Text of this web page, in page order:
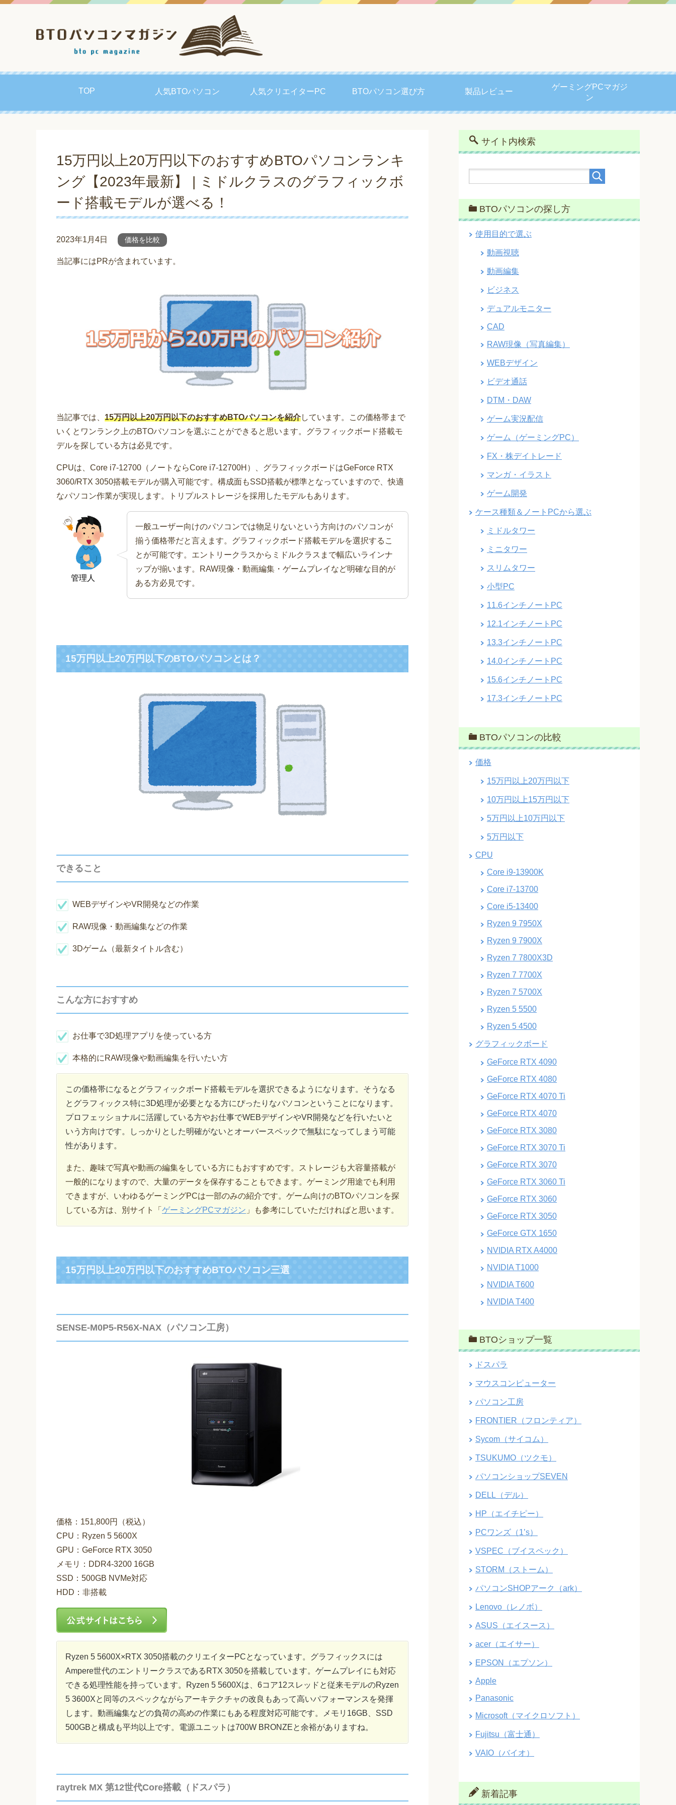
TOP 人気BTOパソコン 人気クリエイターPC BTOパソコン選び方 製品レビュー
ゲーミングPCマガジ
ン
15万円以上20万円以下のおすすめBTOパソコンランキ
ング【2023年最新】 | ミドルクラスのグラフィックボ
ード搭載モデルが選べる！
2023年1月4日 価格を比較
当記事にはPRが含まれています。
当記事では、 15万円以上20万円以下のおすすめBTOパソコンを紹介しています。この価格帯まで
いくとワンランク上のBTOパソコンを選ぶことができると思います。グラフィックボード搭載モ
デルを探している方は必見です。
CPUは、Core i7-12700（ノートならCore i7-12700H）、グラフィックボードはGeForce RTX
3060/RTX 3050搭載モデルが購入可能です。構成面もSSD搭載が標準となっていますので、快適
なパソコン作業が実現します。トリプルストレージを採用したモデルもあります。
管理人
一般ユーザー向けのパソコンでは物足りないという方向けのパソコンが
揃う価格帯だと言えます。グラフィックボード搭載モデルを選択するこ
とが可能です。エントリークラスからミドルクラスまで幅広いラインナ
ップが揃います。RAW現像・動画編集・ゲームプレイなど明確な目的が
ある方必見です。
15万円以上20万円以下のBTOパソコンとは？
できること
WEBデザインやVR開発などの作業
RAW現像・動画編集などの作業
3Dゲーム（最新タイトル含む）
こんな方におすすめ
お仕事で3D処理アプリを使っている方
本格的にRAW現像や動画編集を行いたい方
この価格帯になるとグラフィックボード搭載モデルを選択できるようになります。そうなる
とグラフィックス特に3D処理が必要となる方にぴったりなパソコンということになります。
プロフェッショナルに活躍している方やお仕事でWEBデザインやVR開発などを行いたいと
いう方向けです。しっかりとした明確がないとオーバースペックで無駄になってしまう可能
性があります。
また、趣味で写真や動画の編集をしている方にもおすすめです。ストレージも大容量搭載が
一般的になりますので、大量のデータを保存することもできます。ゲーミング用途でも利用
できますが、いわゆるゲーミングPCは一部のみの紹介です。ゲーム向けのBTOパソコンを探
している方は、別サイト「 ゲーミングPCマガジン 」も参考にしていただければと思います。
15万円以上20万円以下のおすすめBTOパソコン三選
SENSE-M0P5-R56X-NAX（パソコン工房）
価格：151,800円（税込）
CPU：Ryzen 5 5600X
GPU：GeForce RTX 3050
メモリ：DDR4-3200 16GB
SSD：500GB NVMe対応
HDD：非搭載
Ryzen 5 5600X×RTX 3050搭載のクリエイターPCとなっています。グラフィックスには
Ampere世代のエントリークラスであるRTX 3050を搭載しています。ゲームプレイにも対応
できる処理性能を持っています。Ryzen 5 5600Xは、6コア12スレッドと従来モデルのRyzen
5 3600Xと同等のスペックながらアーキテクチャの改良もあって高いパフォーマンスを発揮
します。動画編集などの負荷の高めの作業にもある程度対応可能です。メモリ16GB、SSD
500GBと構成も平均以上です。電源ユニットは700W BRONZEと余裕がありますね。
raytrek MX 第12世代Core搭載（ドスパラ）
サイト内検索
BTOパソコンの探し方
使用目的で選ぶ
動画視聴
動画編集
ビジネス
デュアルモニター
CAD
RAW現像（写真編集）
WEBデザイン
ビデオ通話
DTM・DAW
ゲーム実況配信
ゲーム（ゲーミングPC）
FX・株デイトレード
マンガ・イラスト
ゲーム開発
ケース種類＆ノートPCから選ぶ
ミドルタワー
ミニタワー
スリムタワー
小型PC
11.6インチノートPC
12.1インチノートPC
13.3インチノートPC
14.0インチノートPC
15.6インチノートPC
17.3インチノートPC
BTOパソコンの比較
価格
15万円以上20万円以下
10万円以上15万円以下
5万円以上10万円以下
5万円以下
CPU
Core i9-13900K
Core i7-13700
Core i5-13400
Ryzen 9 7950X
Ryzen 9 7900X
Ryzen 7 7800X3D
Ryzen 7 7700X
Ryzen 7 5700X
Ryzen 5 5500
Ryzen 5 4500
グラフィックボード
GeForce RTX 4090
GeForce RTX 4080
GeForce RTX 4070 Ti
GeForce RTX 4070
GeForce RTX 3080
GeForce RTX 3070 Ti
GeForce RTX 3070
GeForce RTX 3060 Ti
GeForce RTX 3060
GeForce RTX 3050
GeForce GTX 1650
NVIDIA RTX A4000
NVIDIA T1000
NVIDIA T600
NVIDIA T400
BTOショップ一覧
ドスパラ
マウスコンピューター
パソコン工房
FRONTIER（フロンティア）
Sycom（サイコム）
TSUKUMO（ツクモ）
パソコンショップSEVEN
DELL（デル）
HP（エイチピー）
PCワンズ（1’s）
VSPEC（ブイスペック）
STORM（ストーム）
パソコンSHOPアーク（ark）
Lenovo（レノボ）
ASUS（エイスース）
acer（エイサー）
EPSON（エプソン）
Apple
Panasonic
Microsoft（マイクロソフト）
Fujitsu（富士通）
VAIO（バイオ）
新着記事